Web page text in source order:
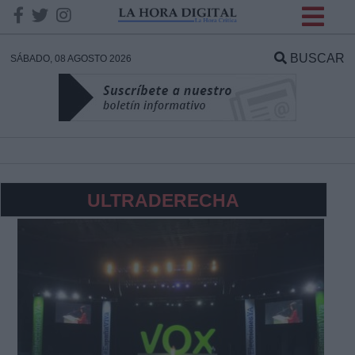
SÁBADO, 08 AGOSTO 2026 BUSCAR
ULTRADERECHA
DATOS
Responsable:
Legitimación:
Destinatarios: